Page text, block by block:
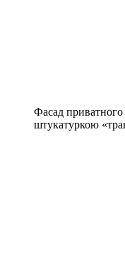
Фасад
штукатуркою